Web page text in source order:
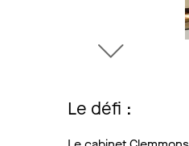
Le défi :